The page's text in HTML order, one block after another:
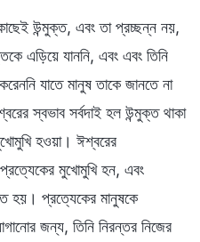
উন্মুক্ত, এবং তা প্রচ্ছন্ন নয়,
এড়িয়ে যাননি, এবং এবং তিনি
যাতে মানুষ তাকে জানতে না
স্বভাব সর্বদাই হল উন্মুক্ত থাকা
হওয়া। ঈশ্বরের
মুখোমুখি হন, এবং
হয়। প্রত্যেকের মানুষকে
জন্য, তিনি নিরন্তর নিজের